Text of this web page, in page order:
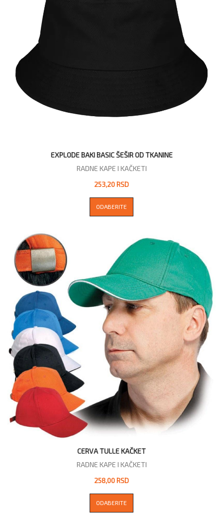
EXPLODE BAKI BASIC ŠEŠIR OD TKANINE
RADNE KAPE I KAČKETI
253,20 RSD
ODABERITE
CERVA TULLE KAČKET
RADNE KAPE I KAČKETI
258,00 RSD
ODABERITE